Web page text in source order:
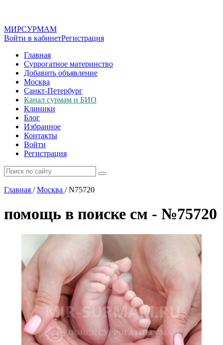
МИРСУРМАМ
Войти в кабинетРегистрация
Главная
Суррогатное материнство
Добавить объявление
Москва
Санкт-Петербург
Канал сурмам и БИО
Клиники
Блог
Избранное
Контакты
Войти
Регистрация
Главная / Москва /N75720
помощь в поиске см - №75720